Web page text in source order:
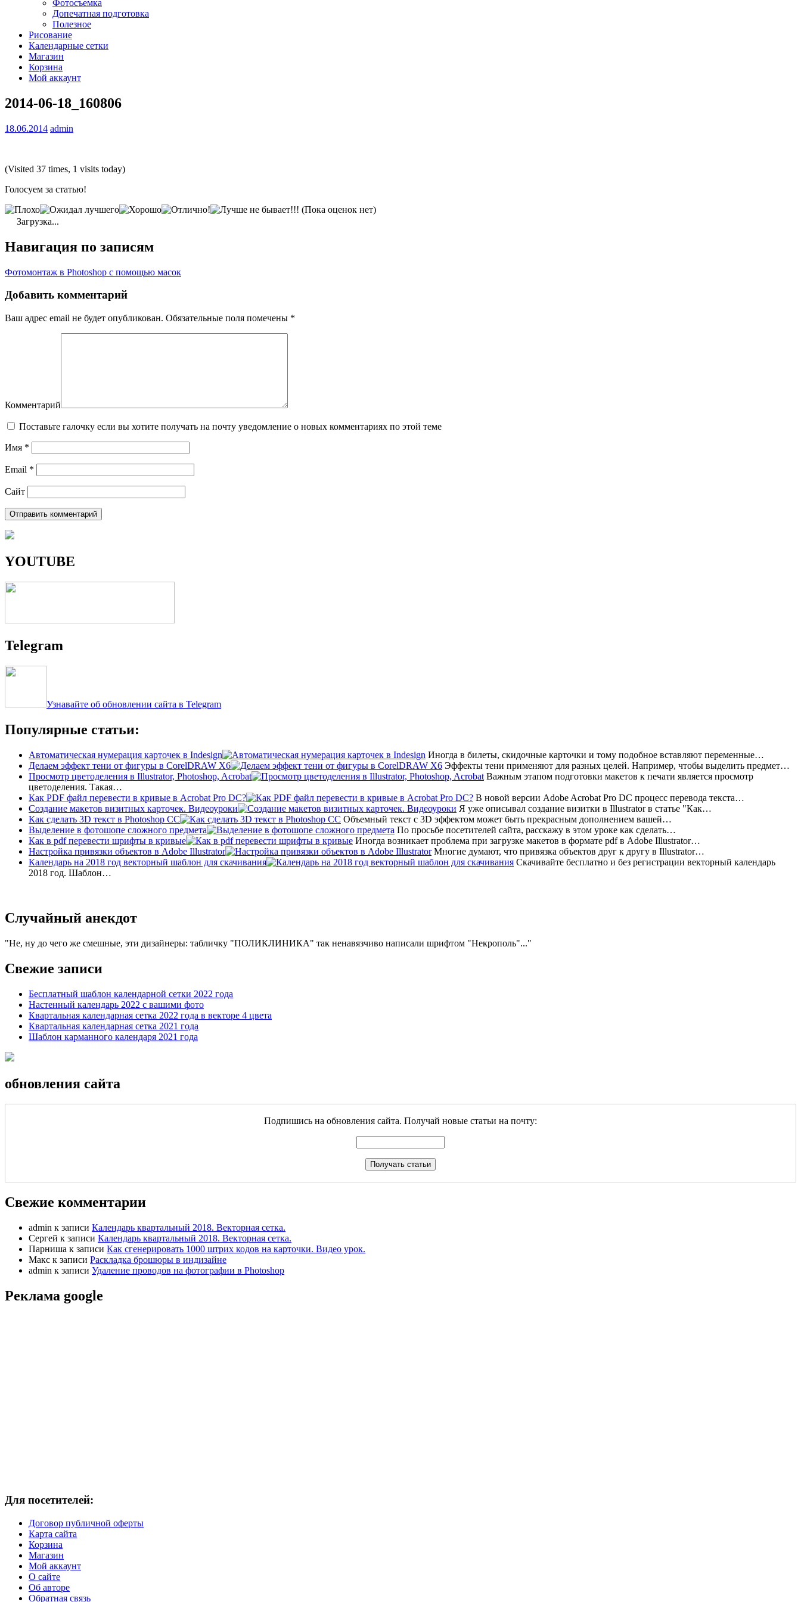
Фотосъемка
Допечатная подготовка
Полезное
Рисование
Календарные сетки
Магазин
Корзина
Мой аккаунт
2014-06-18_160806
18.06.2014 admin
(Visited 37 times, 1 visits today)
Голосуем за статью!
(Пока оценок нет)
Загрузка...
Навигация по записям
Фотомонтаж в Photoshop с помощью масок
Добавить комментарий
Ваш адрес email не будет опубликован. Обязательные поля помечены *
Комментарий
Поставьте галочку если вы хотите получать на почту уведомление о новых комментариях по этой теме
Имя *
Email *
Сайт
YOUTUBE
Telegram
Узнавайте об обновлении сайта в Telegram
Популярные статьи:
Автоматическая нумерация карточек в Indesign
Иногда в билеты, скидочные карточки и тому подобное вставляют переменные…
Делаем эффект тени от фигуры в CorelDRAW X6
Эффекты тени применяют для разных целей. Например, чтобы выделить предмет…
Просмотр цветоделения в Illustrator, Photoshop, Acrobat
Важным этапом подготовки макетов к печати является просмотр
цветоделения. Такая…
Как PDF файл перевести в кривые в Acrobat Pro DC?
В новой версии Adobe Acrobat Pro DC процесс перевода текста…
Создание макетов визитных карточек. Видеоуроки
Я уже описывал создание визитки в Illustrator в статье "Как…
Как сделать 3D текст в Photoshop CC
Объемный текст с 3D эффектом может быть прекрасным дополнением вашей…
Выделение в фотошопе сложного предмета
По просьбе посетителей сайта, расскажу в этом уроке как сделать…
Как в pdf перевести шрифты в кривые
Иногда возникает проблема при загрузке макетов в формате pdf в Adobe Illustrator…
Настройка привязки объектов в Adobe Illustrator
Многие думают, что привязка объектов друг к другу в Illustrator…
Календарь на 2018 год векторный шаблон для скачивания
Скачивайте бесплатно и без регистрации векторный календарь
2018 год. Шаблон…
Случайный анекдот
Не, ну до чего же смешные, эти дизайнеры: табличку "ПОЛИКЛИНИКА" так ненавязчиво написали шрифтом "Некрополь"...
Свежие записи
Бесплатный шаблон календарной сетки 2022 года
Настенный календарь 2022 с вашими фото
Квартальная календарная сетка 2022 года в векторе 4 цвета
Квартальная календарная сетка 2021 года
Шаблон карманного календаря 2021 года
обновления сайта
Подпишись на обновления сайта. Получай новые статьи на почту:
Свежие комментарии
admin к записи Календарь квартальный 2018. Векторная сетка.
Сергей к записи Календарь квартальный 2018. Векторная сетка.
Парниша к записи Как сгенерировать 1000 штрих кодов на карточки. Видео урок.
Макс к записи Раскладка брошюры в индизайне
admin к записи Удаление проводов на фотографии в Photoshop
Реклама google
Для посетителей:
Договор публичной оферты
Карта сайта
Корзина
Магазин
Мой аккаунт
О сайте
Об авторе
Обратная связь